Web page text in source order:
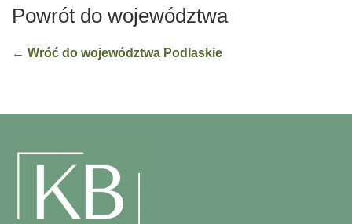
Powrót do województwa
← Wróć do województwa Podlaskie